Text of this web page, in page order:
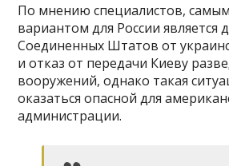
По мнению специалистов,
вариантом для России является
Соединенных Штатов от
и отказ от передачи Киеву
вооружений, однако такая
оказаться опасной для
администрации.